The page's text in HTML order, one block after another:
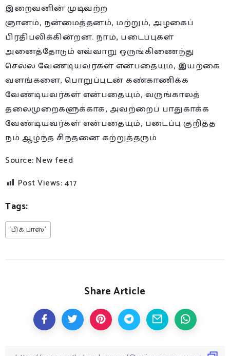
இறைவனின் முடிவற்ற
ஞானம், நன்மைத்தனம், மற்றும், அழகைப்
பிரதிபலிக்கின்றன. நாம், படைப்புகள்
அனைத்தோடும் எவ்வாறு ஒருங்கிணைந்து
செல்ல வேண்டியவர்கள் என்பதையும், இயற்கை
வளங்களை, பொறுப்புடன் கண்காணிக்க
வேண்டியவர்கள் என்பதையும், வருங்காலத்
தலைமுறைகளுக்காக, அவற்றைப் பாதுகாக்க
வேண்டியவர்கள் என்பதையும், படைப்பு குறித்த
நம் ஆழ்ந்த சிந்தனை கற்றுத்தரும்
Source: New feed
Post Views:417
Tags:
‘பிக் பாஸ்’
Share Article